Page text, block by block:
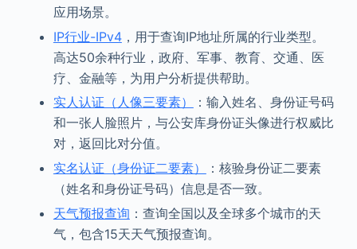
应用场景。
IP行业-IPv4，用于查询IP地址所属的行业类型。
高达50余种行业，政府、军事、教育、交通、医
疗、金融等，为用户分析提供帮助。
实人认证（人像三要素）
：输入姓名、身份证号码
和一张人脸照片，与公安库身份证头像进行权威比
对，返回比对分值。
实名认证（身份证二要素）
：核验身份证二要素
（姓名和身份证号码）信息是否一致。
天气预报查询 ：查询全国以及全球多个城市的天
气，包含15天天气预报查询。